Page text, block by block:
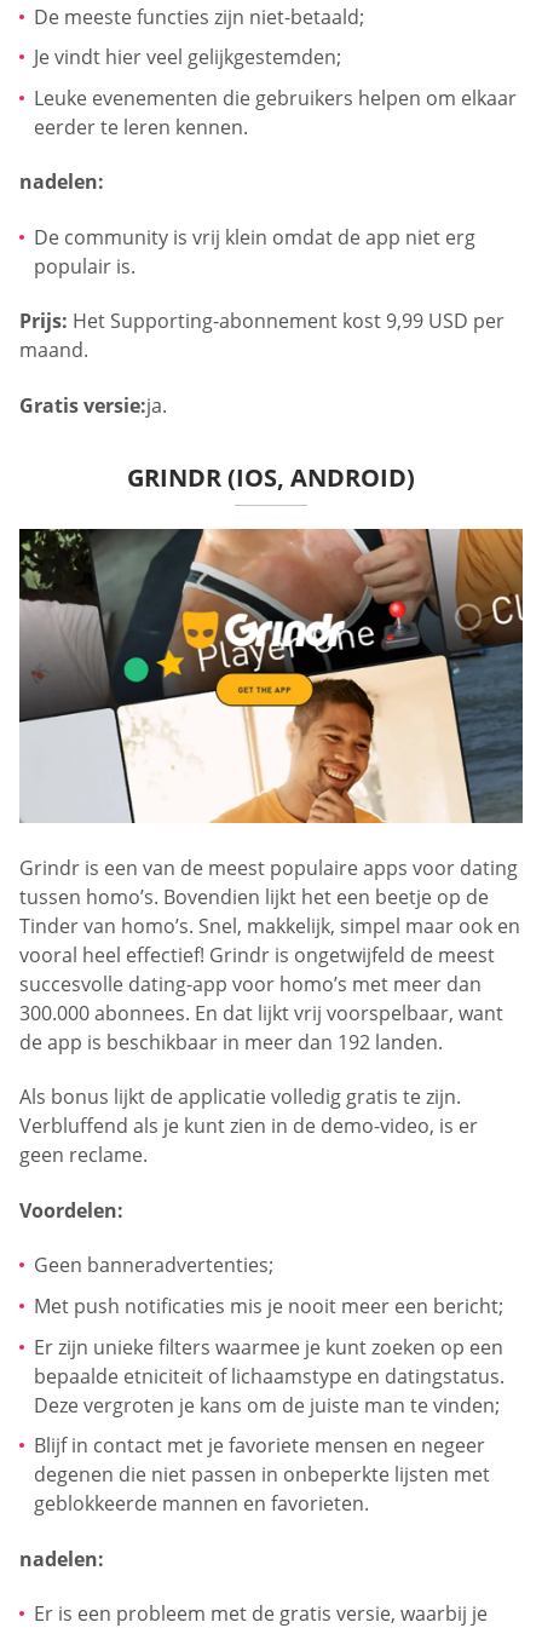
De meeste functies zijn niet-betaald;
Je vindt hier veel gelijkgestemden;
Leuke evenementen die gebruikers helpen om elkaar
eerder te leren kennen.
nadelen:
De community is vrij klein omdat de app niet erg
populair is.
Prijs: Het Supporting-abonnement kost 9,99 USD per
maand.
Gratis versie:ja.
GRINDR (IOS, ANDROID)
Grindr is een van de meest populaire apps voor dating
tussen homo’s. Bovendien lijkt het een beetje op de
Tinder van homo’s. Snel, makkelijk, simpel maar ook en
vooral heel effectief! Grindr is ongetwijfeld de meest
succesvolle dating-app voor homo’s met meer dan
300.000 abonnees. En dat lijkt vrij voorspelbaar, want
de app is beschikbaar in meer dan 192 landen.
Als bonus lijkt de applicatie volledig gratis te zijn.
Verbluffend als je kunt zien in de demo-video, is er
geen reclame.
Voordelen:
Geen banneradvertenties;
Met push notificaties mis je nooit meer een bericht;
Er zijn unieke filters waarmee je kunt zoeken op een
bepaalde etniciteit of lichaamstype en datingstatus.
Deze vergroten je kans om de juiste man te vinden;
Blijf in contact met je favoriete mensen en negeer
degenen die niet passen in onbeperkte lijsten met
geblokkeerde mannen en favorieten.
nadelen:
Er is een probleem met de gratis versie, waarbij je